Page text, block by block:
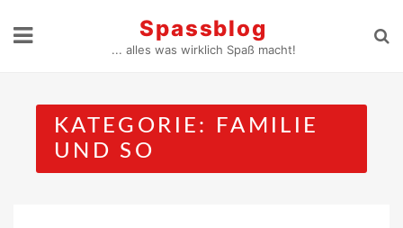
Spassblog
... alles was wirklich Spaß macht!
KATEGORIE:
FAMILIE
UND SO